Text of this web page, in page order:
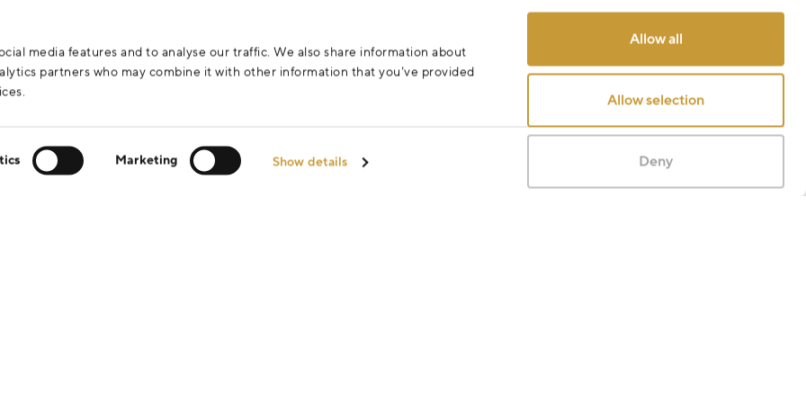
media features and to analyse our traffic. We also share information about
partners who may combine it with other information that you’ve provided
Marketing Show details
Allow all
Allow selection
Deny
Odeslat